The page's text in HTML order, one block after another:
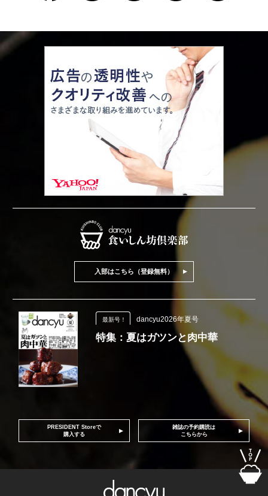
入部はこちら（登録無料）
最新号！ dancyu2026年夏号
特集：夏はガツンと肉中華
PRESIDENT Storeで
購入する
雑誌の予約購読は
こちらから